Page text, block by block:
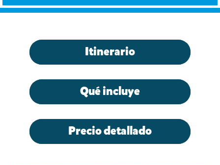
Itinerario
Qué incluye
Precio detallado